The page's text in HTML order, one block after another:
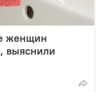
женщин
выяснили